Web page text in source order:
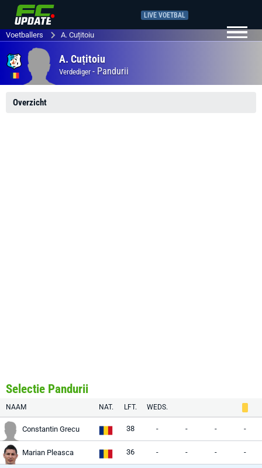
LIVE VOETBAL
Voetballers A. Cuțitoiu
A. Cuțitoiu
Verdediger - Pandurii
Overzicht
Selectie Pandurii
NAAM NAT. LFT. WEDS.
Constantin Grecu 38 - - - -
Marian Pleasca 36 - - - -